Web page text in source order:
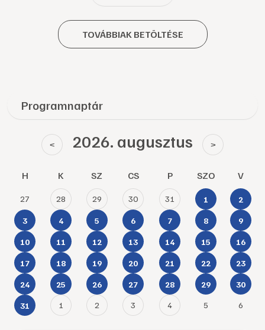
TOVÁBBIAK BETÖLTÉSE
Programnaptár
< 2026. augusztus >
H K SZ CS P SZO V
27 28 29 30 31 1 2
3 4 5 6 7 8 9
10 11 12 13 14 15 16
17 18 19 20 21 22 23
24 25 26 27 28 29 30
31 1 2 3 4 5 6